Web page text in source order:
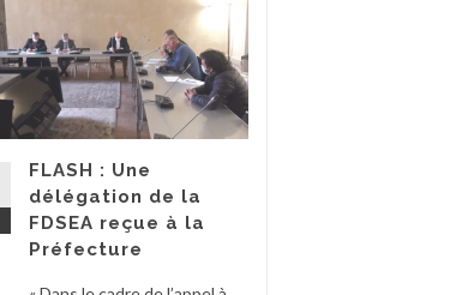
FLASH : Une
délégation de la
FDSEA reçue à la
Préfecture